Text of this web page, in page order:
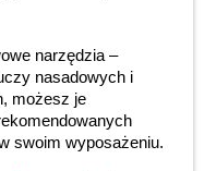
narzędzia –
nasadowych i
możesz je
swoim wyposażeniu.